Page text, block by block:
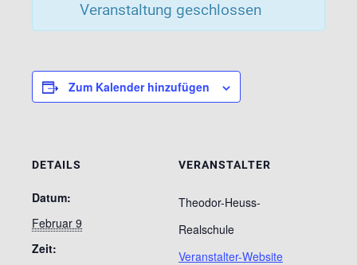
Veranstaltung geschlossen
Zum Kalender hinzufügen
DETAILS
Datum:
Februar 9
Zeit:
VERANSTALTER
Theodor-Heuss-
Realschule
Veranstalter-Website